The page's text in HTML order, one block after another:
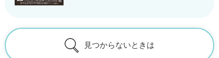
見つからないときは